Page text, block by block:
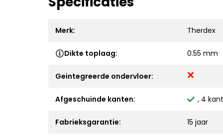
Merk: Therdex
Dikte toplaag: 0.55 mm
Geintegreerde ondervloer:
Afgeschuinde kanten: , 4
Fabrieksgarantie: 15 jaar